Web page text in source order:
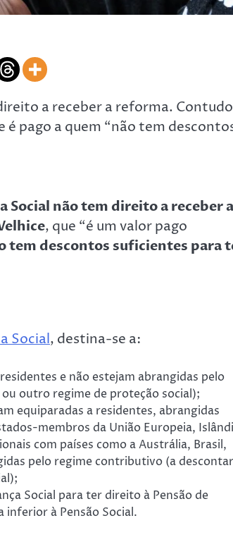
a receber a reforma.
é pago a quem “não tem
Social não tem direito a receber a
, que “é um valor pago
tem descontos suficientes para
Social, destina-se a:
e não estejam abrangidas pelo
outro regime de proteção social);
equiparadas a residentes, abrangidas
membros da União Europeia,
com países como a Austrália, Brasil,
pelo regime contributivo (a descontar
Social para ter direito à Pensão de
inferior à Pensão Social.